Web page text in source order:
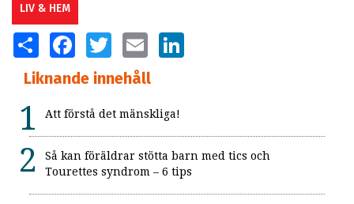
LIV & HEM
SHARE FACEBOOKTWITTER EMAIL
Liknande innehåll
Att förstå det mänskliga!
Så kan föräldrar stötta barn med tics och
Tourettes syndrom – 6 tips